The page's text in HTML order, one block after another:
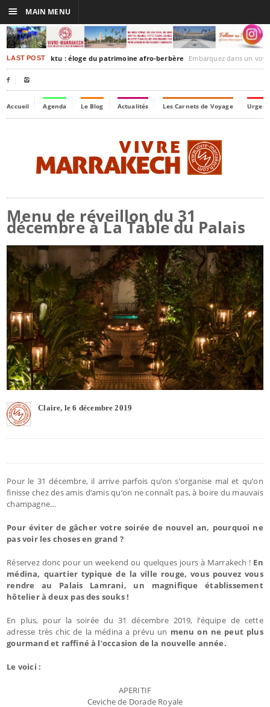
LAST POSTTimbuktu : éloge du patrimoine afro-berbère Embarquez dans un voyage culturel dans le
 
Accueil Agenda Le Blog Actualités Les Carnets de Voyage
Menu de réveillon du 31
décembre à La Table du Palais
Claire, le 6 décembre 2019
Pour le 31 décembre, il arrive parfois qu’on s’organise mal et qu’on
finisse chez des amis d’amis qu’on ne connaît pas, à boire du mauvais
champagne…
Pour éviter de gâcher votre soirée de nouvel an, pourquoi ne
pas voir les choses en grand ?
Réservez donc pour un weekend ou quelques jours à Marrakech ! En
médina, quartier typique de la ville rouge, vous pouvez vous
rendre au Palais Lamrani, un magnifique établissement
hôtelier à deux pas des souks !
En plus, pour la soirée du 31 décembre 2019, l’équipe de cette
adresse très chic de la médina a prévu un menu on ne peut plus
gourmand et raffiné à l’occasion de la nouvelle année.
Le voici :
APERITIF
Ceviche de Dorade Royale
☰ MAIN MENU